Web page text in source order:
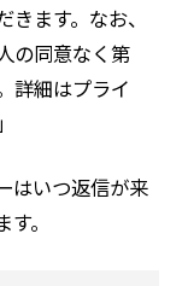
ます。なお、
の同意なく第
詳細はプライ
はいつ返信が来
。